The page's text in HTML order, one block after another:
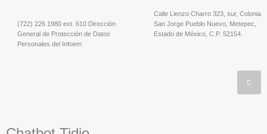
(722) 226 1980 ext. 610 Dirección
General de Protección de Datos
Personales del Infoem
Calle Lienzo Charro 323, sur, Colonia
San Jorge Pueblo Nuevo, Metepec,
Estado de México, C.P. 52154.